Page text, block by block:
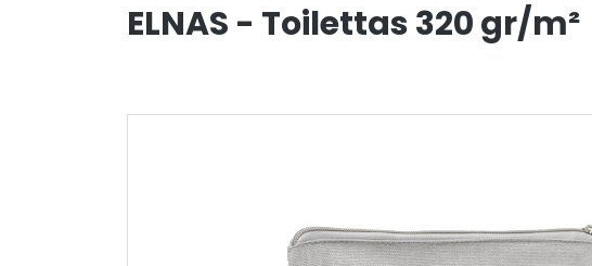
ELNAS - Toilettas 320 gr/m²